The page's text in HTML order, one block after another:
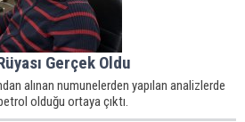
Gerçek Oldu
alınan numunelerden yapılan analizlerde
olduğu ortaya çıktı.